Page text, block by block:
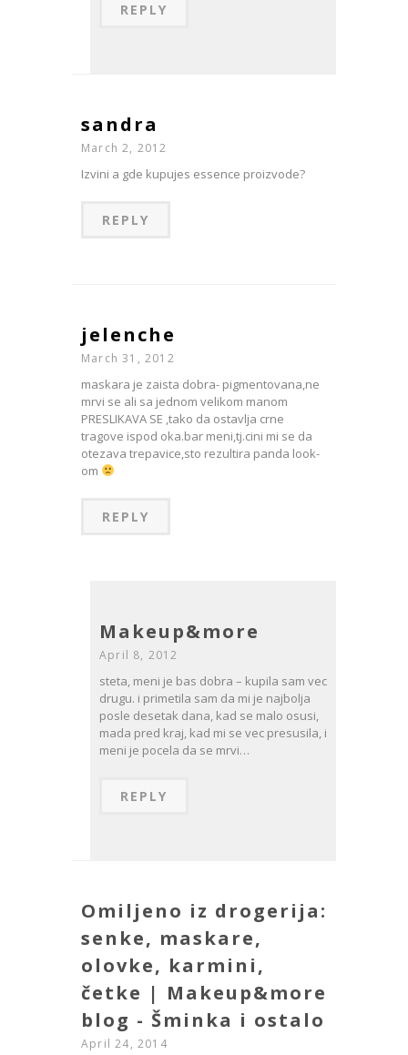
REPLY
sandra
March 2, 2012
Izvini a gde kupujes essence proizvode?
REPLY
jelenche
March 31, 2012
maskara je zaista dobra- pigmentovana,ne
mrvi se ali sa jednom velikom manom
PRESLIKAVA SE ,tako da ostavlja crne
tragove ispod oka.bar meni,tj.cini mi se da
otezava trepavice,sto rezultira panda look-
om
REPLY
Makeup&more
April 8, 2012
steta, meni je bas dobra – kupila sam vec
drugu. i primetila sam da mi je najbolja
posle desetak dana, kad se malo osusi,
mada pred kraj, kad mi se vec presusila, i
meni je pocela da se mrvi…
REPLY
Omiljeno iz drogerija:
senke, maskare,
olovke, karmini,
četke | Makeup&more
blog - Šminka i ostalo
April 24, 2014